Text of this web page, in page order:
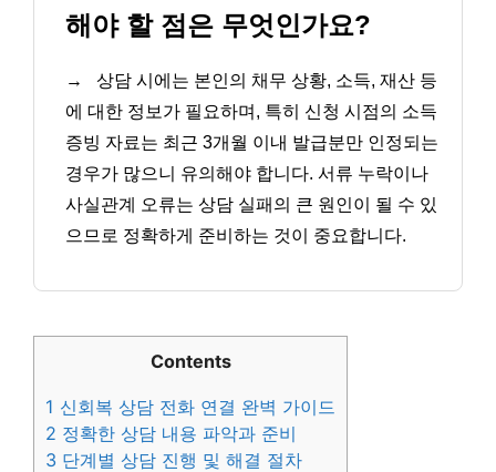
해야 할 점은 무엇인가요?
→
상담 시에는 본인의 채무 상황, 소득, 재산 등
에 대한 정보가 필요하며, 특히 신청 시점의 소득
증빙 자료는 최근 3개월 이내 발급분만 인정되는
경우가 많으니 유의해야 합니다. 서류 누락이나
사실관계 오류는 상담 실패의 큰 원인이 될 수 있
으므로 정확하게 준비하는 것이 중요합니다.
Contents
1 신회복 상담 전화 연결 완벽 가이드
2 정확한 상담 내용 파악과 준비
3 단계별 상담 진행 및 해결 절차